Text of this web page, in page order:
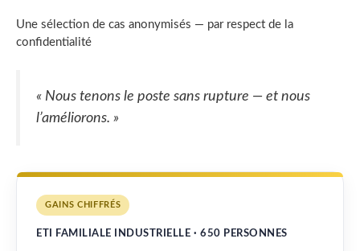
Une sélection de cas anonymisés — par respect de la
confidentialité
« Nous tenons le poste sans rupture — et nous
l’améliorons. »
GAINS CHIFFRÉS
ETI FAMILIALE INDUSTRIELLE · 650 PERSONNES